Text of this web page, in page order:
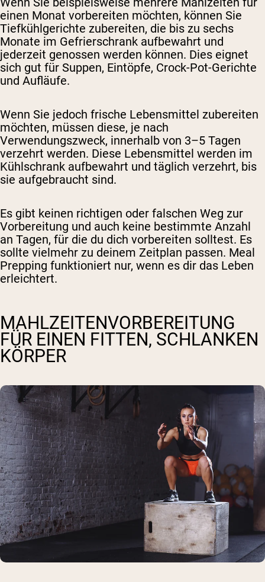
einen Monat vorbereiten möchten, können Sie
Tiefkühlgerichte zubereiten, die bis zu sechs
Monate im Gefrierschrank aufbewahrt und
jederzeit genossen werden können. Dies eignet
sich gut für Suppen, Eintöpfe, Crock-Pot-Gerichte
und Aufläufe.
Wenn Sie jedoch frische Lebensmittel zubereiten
möchten, müssen diese, je nach
Verwendungszweck, innerhalb von 3–5 Tagen
verzehrt werden. Diese Lebensmittel werden im
Kühlschrank aufbewahrt und täglich verzehrt, bis
sie aufgebraucht sind.
Es gibt keinen richtigen oder falschen Weg zur
Vorbereitung und auch keine bestimmte Anzahl
an Tagen, für die du dich vorbereiten solltest. Es
sollte vielmehr zu deinem Zeitplan passen. Meal
Prepping funktioniert nur, wenn es dir das Leben
erleichtert.
MAHLZEITENVORBEREITUNG
FÜR EINEN FITTEN, SCHLANKEN
KÖRPER